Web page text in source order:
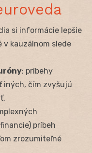
si informácie lepšie
v kauzálnom slede
: príbehy
iných, čím zvyšujú
príbeh
zrozumiteľné